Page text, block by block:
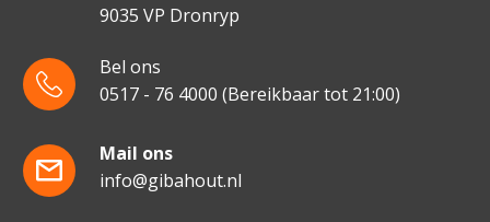
9035 VP Dronryp
Bel ons
0517 - 76 4000 (Bereikbaar tot 21:00)
Mail ons
info@gibahout.nl